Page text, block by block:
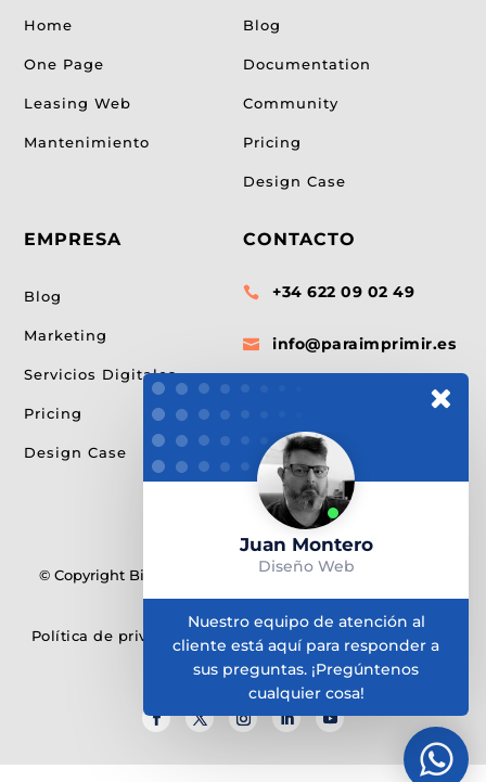
Home
One Page
Leasing Web
Mantenimiento
EMPRESA
Blog
Marketing
Servicios Digitales
Pricing
Design Case
Blog
Documentation
Community
Pricing
Design Case
CONTACTO
 +34 622 09 02 49
 info@paraimprimir.es
Pompeu Fabra, 35 1º
© Copyright Bitmap & ParaImprimir. Creado con Divi 5 ❤
Elegant Themes
Política de privacidad Terminos del servicios
Política
de Cokkies
Juan Montero
Diseño Web
Nuestro equipo de atención al
cliente está aquí para responder a
sus preguntas. ¡Pregúntenos
cualquier cosa!